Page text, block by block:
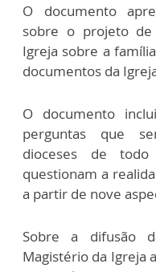
O documento
sobre o projeto
Igreja sobre a
documentos da
O documento
perguntas que
dioceses de
questionam a
a partir de nove
Sobre a difusão
Magistério da Igreja